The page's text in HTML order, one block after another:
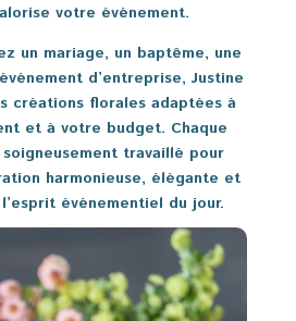
votre événement.
un mariage, un baptême, une
d’entreprise, Justine
créations florales adaptées à
et à votre budget. Chaque
travaillé pour
harmonieuse, élégante et
événementiel du jour.